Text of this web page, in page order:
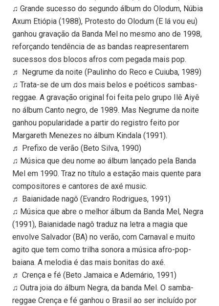
♫ Grande sucesso do segundo álbum do Olodum, Núbia
Axum Etiópia (1988), Protesto do Olodum (E lá vou eu)
ganhou gravação da Banda Mel no mesmo ano de 1998,
reforçando tendência de as bandas reapresentarem
sucessos dos blocos afros com pegada mais pop.
♬ Negrume da noite (Paulinho do Reco e Cuiuba, 1989)
♫ Trata-se de um dos mais belos e poéticos sambas-
reggae. A gravação original foi feita pelo grupo Ilê Aiyê
no álbum Canto negro, de 1989. Mas Negrume da noite
ganhou popularidade a partir do registro feito por
Margareth Menezes no álbum Kindala (1991).
♬ Prefixo de verão (Beto Silva, 1990)
♫ Música que deu nome ao álbum lançado pela Banda
Mel em 1990. Traz no título a estação mais quente para
compositores e cantores de axé music.
♬ Baianidade nagô (Evandro Rodrigues, 1991)
♫ Música que abre o melhor álbum da Banda Mel, Negra
(1991), Baianidade nagô traduz na letra a magia que
envolve Salvador (BA) no verão, com Carnaval e muito
agito que tem como trilha sonora a música afro-pop-
baiana. A melodia é das mais bonitas do axé.
♬ Crença e fé (Beto Jamaica e Ademário, 1991)
♫ Outra joia do álbum Negra, da banda Mel. O samba-
reggae Crença e fé ganhou o Brasil ao ser incluído por